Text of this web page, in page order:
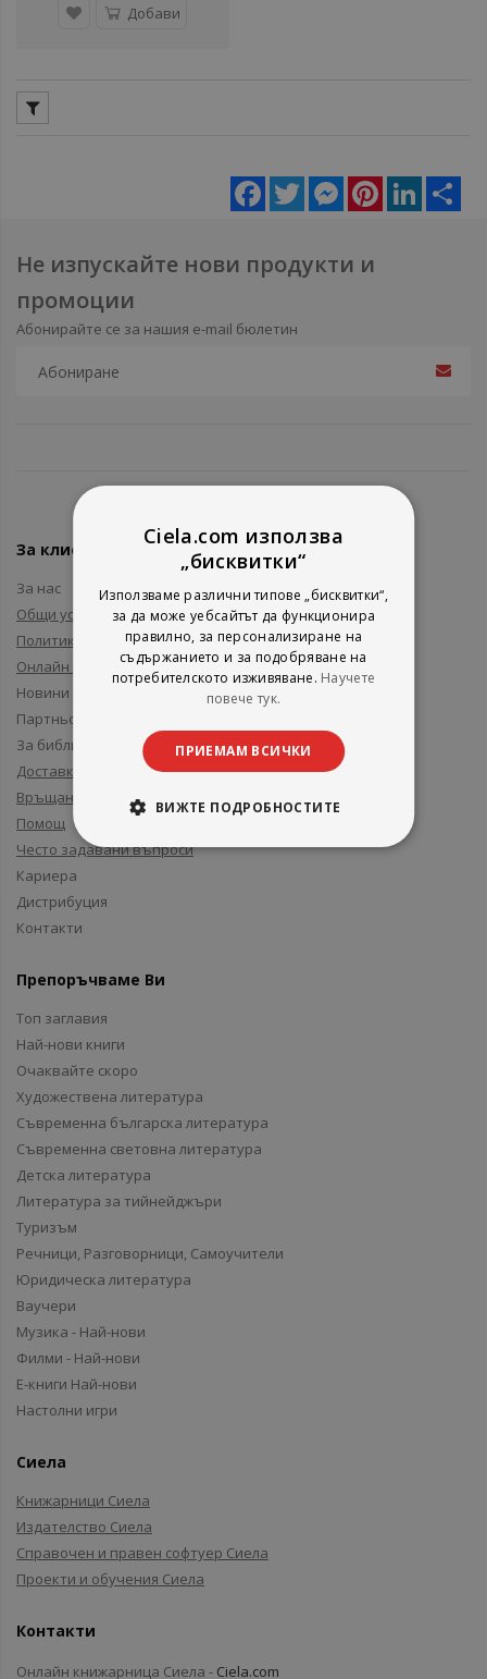
Добави
Facebook
Twitter MessengerPinterestLinkedIn
Не изпускайте нови продукти и
промоции
Абонирайте се за нашия e-mail бюлетин
За клиенти
За нас
Общи условия
Политика за поверителност
Онлайн решаване на спорове
Новини и събития
Партньори и приятели
За библиотеки
Доставка
Връщане
Помощ
Често задавани въпроси
Кариера
Дистрибуция
Контакти
Препоръчваме Ви
Топ заглавия
Най-нови книги
Очаквайте скоро
Художествена литература
Съвременна българска литература
Съвременна световна литература
Детска литература
Литература за тийнейджъри
Туризъм
Речници, Разговорници, Самоучители
Юридическа литература
Ваучери
Музика - Най-нови
Филми - Най-нови
Е-книги Най-нови
Настолни игри
Сиела
Книжарници Сиела
Издателство Сиела
Справочен и правен софтуер Сиела
Проекти и обучения Сиела
Контакти
Онлайн книжарница Сиела - Ciela.com
Ciela.com използва
„бисквитки“
Използваме различни типове „бисквитки“,
за да може уебсайтът да функционира
правилно, за персонализиране на
съдържанието и за подобряване на
потребителското изживяване. Научете
повече тук.
ПРИЕМАМ ВСИЧКИ
ВИЖТЕ ПОДРОБНОСТИТЕ